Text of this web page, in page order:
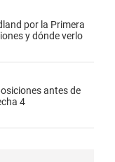
por la Primera
y dónde verlo
antes de
4